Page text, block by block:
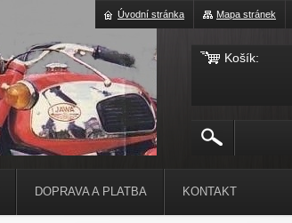
DOPRAVA A PLATBA KONTAKT
Mapa stránek
Úvodní stránka
Košík: